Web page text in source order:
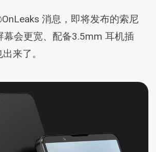
消息，即将发布的索尼
幕会更宽、配备3.5mm 耳机插
来了。